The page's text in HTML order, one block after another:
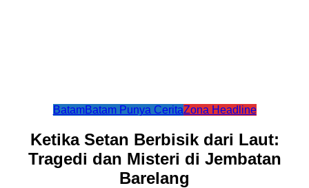
BatamBatam Punya CeritaZona Headline
Ketika Setan Berbisik dari Laut:
Tragedi dan Misteri di Jembatan
Barelang